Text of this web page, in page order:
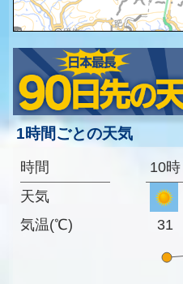
1時間ごとの天気
時間
天気
気温(℃)
10時
31